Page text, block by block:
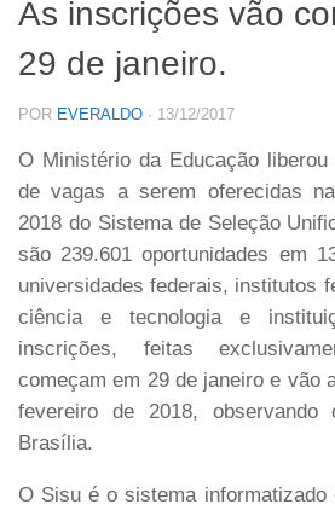
As inscrições vão
29 de janeiro.
POR EVERALDO · 13/12/2017
O Ministério da Educação
de vagas a serem oferecidas
2018 do Sistema de Seleção
são 239.601 oportunidades em
universidades federais, institutos
ciência e tecnologia e
inscrições, feitas
começam em 29 de janeiro e vão
fevereiro de 2018,
Brasília.
O Sisu é o sistema informatizado